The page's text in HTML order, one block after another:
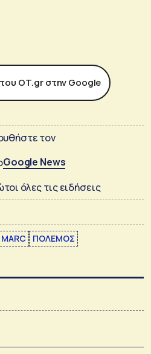
ΟΤ.gr στην Google
τον
Google News
όλες τις ειδήσεις
ΠΟΛΕΜΟΣ